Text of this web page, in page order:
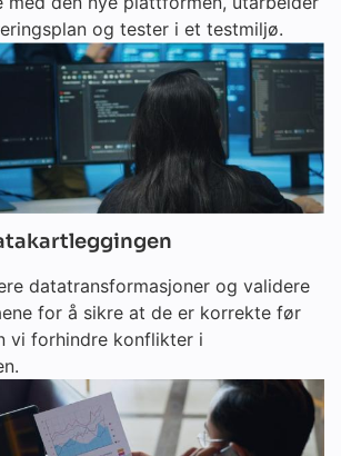
og tester i et testmiljø.
datatransformasjoner og validere
for å sikre at de er korrekte før
vi forhindre konflikter i